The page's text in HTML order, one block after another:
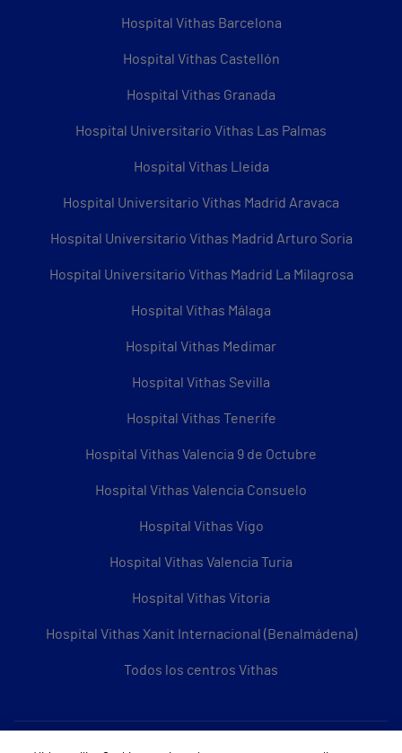
Hospital Vithas Barcelona
Hospital Vithas Castellón
Hospital Vithas Granada
Hospital Universitario Vithas Las Palmas
Hospital Vithas Lleida
Hospital Universitario Vithas Madrid Aravaca
Hospital Universitario Vithas Madrid Arturo Soria
Hospital Universitario Vithas Madrid La Milagrosa
Hospital Vithas Málaga
Hospital Vithas Medimar
Hospital Vithas Sevilla
Hospital Vithas Tenerife
Hospital Vithas Valencia 9 de Octubre
Hospital Vithas Valencia Consuelo
Hospital Vithas Vigo
Hospital Vithas Valencia Turia
Hospital Vithas Vitoria
Hospital Vithas Xanit Internacional (Benalmádena)
Todos los centros Vithas